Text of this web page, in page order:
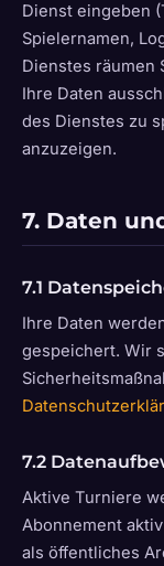
Dienst eingeben
Spielernamen,
Dienstes räumen
Ihre Daten
des Dienstes zu
anzuzeigen.
7. Daten
7.1
Ihre Daten
gespeichert. Wir
7.2
Aktive Turniere
Abonnement
als öffentliches